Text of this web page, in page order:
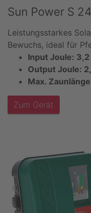
Sun Power S
Leistungsstarkes
Bewuchs, ideal für
Input Joule: 3,2
Output Joule:
Max.
Zum Gerät